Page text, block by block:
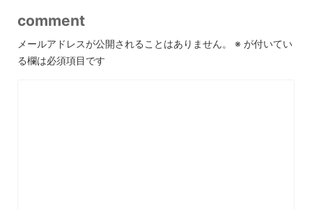
comment
メールアドレスが公開されることはありません。 ※ が付いてい
る欄は必須項目です